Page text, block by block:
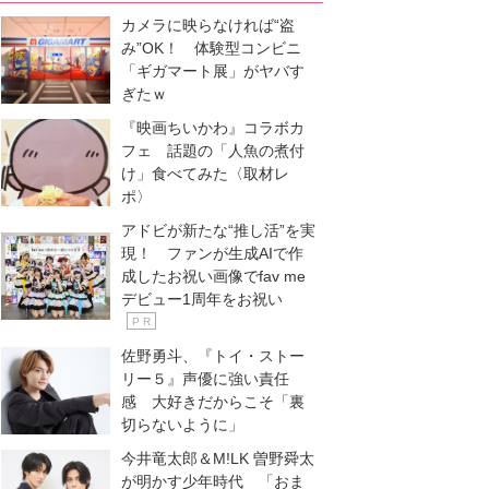
カメラに映らなければ“盗
み”OK！ 体験型コンビニ
「ギガマート展」がヤバす
ぎたｗ
『映画ちいかわ』コラボカ
フェ 話題の「人魚の煮付
け」食べてみた〈取材レ
ポ〉
アドビが新たな“推し活”を実
現！ ファンが生成AIで作
成したお祝い画像でfav me
デビュー1周年をお祝い
P R
佐野勇斗、『トイ・ストー
リー５』声優に強い責任
感 大好きだからこそ「裏
切らないように」
今井竜太郎＆M!LK 曽野舜太
が明かす少年時代 「おま